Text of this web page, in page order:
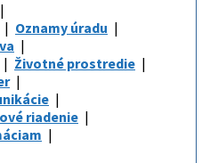
Oznamy úradu
Životné prostredie
riadenie